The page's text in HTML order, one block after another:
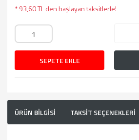
* 93,60 TL den başlayan taksitlerle!
SEPETE EKLE
ÜRÜN BİLGİSİ TAKSİT SEÇENEKLERİ